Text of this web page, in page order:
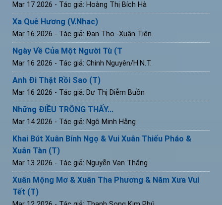
Mar 17 2026 - Tác giả: Hoàng Thị Bích Hà
Xa Quê Hương (V.Nhac)
Mar 16 2026 - Tác giả: Đan Thọ -Xuân Tiên
Ngày Về Của Một Người Tù (T
Mar 16 2026 - Tác giả: Chinh Nguyên/H.N.T.
Anh Đi Thật Rồi Sao (T)
Mar 16 2026 - Tác giả: Dư Thị Diễm Buồn
Những ĐIỀU TRÔNG THẤY...
Mar 14 2026 - Tác giả: Ngô Minh Hằng
Khai Bút Xuân Bính Ngọ & Vui Xuân Thiếu Pháo &
Xuân Tàn (T)
Mar 13 2026 - Tác giả: Nguyễn Vạn Thắng
Xuân Mộng Mơ & Xuân Tha Phương & Năm Xưa Vui
Tết (T)